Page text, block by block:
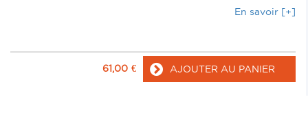
En savoir [+]
61,00 € AJOUTER AU PANIER